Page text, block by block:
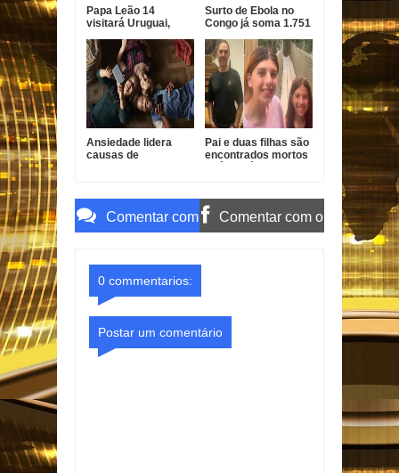
Papa Leão 14
visitará Uruguai,
novembro
Surto de Ebola no
Congo já soma 1.751
Ansiedade lidera
causas de
Pai e duas filhas são
encontrados mortos
Comentar com Comentar com o
0 commentarios:
Postar um comentário